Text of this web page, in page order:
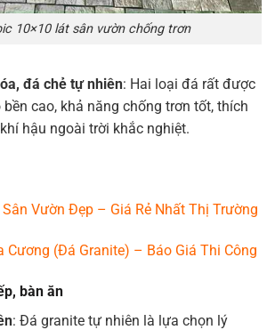
10×10 lát sân vườn chống trơn
đá chẻ tự nhiên: Hai loại đá rất được
cao, khả năng chống trơn tốt, thích
hậu ngoài trời khắc nghiệt.
Vườn Đẹp – Giá Rẻ Nhất Thị Trường
Cương (Đá Granite) – Báo Giá Thi Công
bàn ăn
: Đá granite tự nhiên là lựa chọn lý